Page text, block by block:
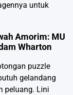
untuk
Amorim: MU
Wharton
puzzle
gelandang
peluang. Lini